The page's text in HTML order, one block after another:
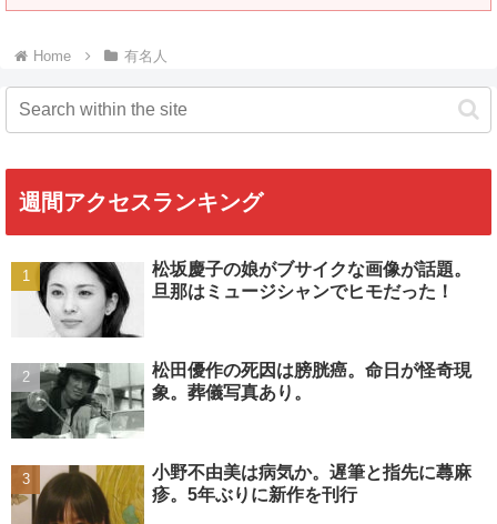
Home 有名人
週間アクセスランキング
松坂慶子の娘がブサイクな画像が話題。
旦那はミュージシャンでヒモだった！
松田優作の死因は膀胱癌。命日が怪奇現
象。葬儀写真あり。
小野不由美は病気か。遅筆と指先に蕁麻
疹。5年ぶりに新作を刊行